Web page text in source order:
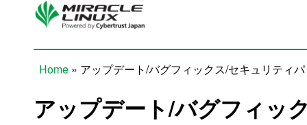
Skip to main content
Home » アップデート/バグフィックス/セキュリティ
アップデート/バグフィッ